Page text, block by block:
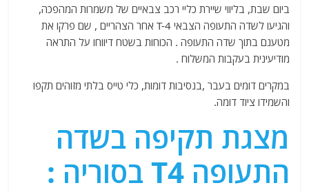
ביום שבת, בליווי שיירת כליי רכב צבאיים של משמרות המהפכה,
והגיעו לשדה התעופה הצבאי T-4 אחר הצהריים , שם פרקו את
מטענם בתוך שדה התעופה . הכוחות בשטח דיווחו על התראה
מודיעינית בעקבות המשלוח .
במקרים דומים בעבר ,בנסיבות דומות, כלי טייס בלתי מזוהים תקפו
והשמידו ציוד דומה.
מצגת תקיפה בשדה
התעופה T4 בסוריה :